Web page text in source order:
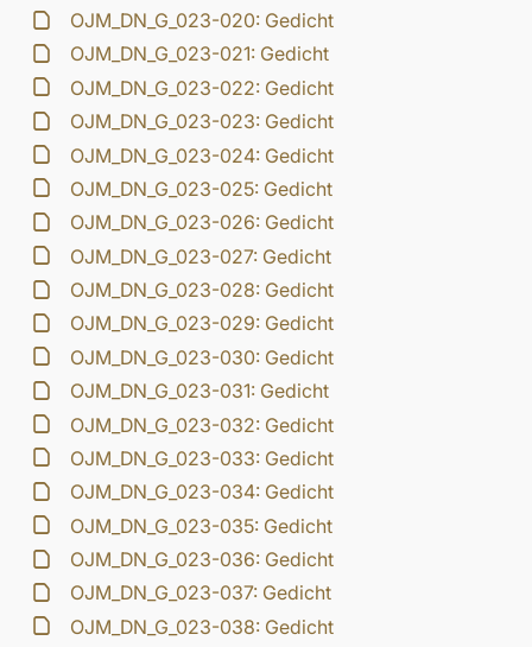
OJM_DN_G_023-020: Gedicht
OJM_DN_G_023-021: Gedicht
OJM_DN_G_023-022: Gedicht
OJM_DN_G_023-023: Gedicht
OJM_DN_G_023-024: Gedicht
OJM_DN_G_023-025: Gedicht
OJM_DN_G_023-026: Gedicht
OJM_DN_G_023-027: Gedicht
OJM_DN_G_023-028: Gedicht
OJM_DN_G_023-029: Gedicht
OJM_DN_G_023-030: Gedicht
OJM_DN_G_023-031: Gedicht
OJM_DN_G_023-032: Gedicht
OJM_DN_G_023-033: Gedicht
OJM_DN_G_023-034: Gedicht
OJM_DN_G_023-035: Gedicht
OJM_DN_G_023-036: Gedicht
OJM_DN_G_023-037: Gedicht
OJM_DN_G_023-038: Gedicht